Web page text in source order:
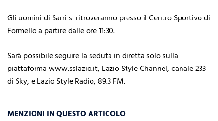
Gli uomini di Sarri si ritroveranno presso il Centro Sportivo di
Formello a partire dalle ore 11:30.
Sarà possibile seguire la seduta in diretta solo sulla
piattaforma www.sslazio.it, Lazio Style Channel, canale 233
di Sky, e Lazio Style Radio, 89.3 FM.
MENZIONI IN QUESTO ARTICOLO